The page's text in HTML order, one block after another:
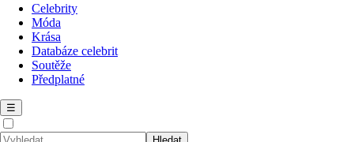
Celebrity
Móda
Krása
Databáze celebrit
Soutěže
Předplatné
☰